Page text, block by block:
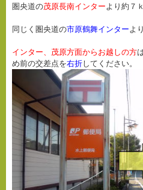
圏央道の茂原長南インターより約７
同じく圏央道の市原鶴舞インターよ
インター、茂原方面からお越しの方
め前の交差点を右折してください。